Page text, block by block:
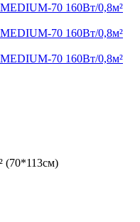
(70*113см)